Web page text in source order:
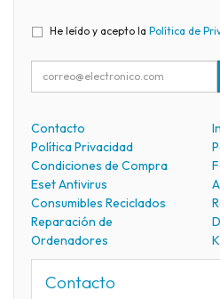
He leído y acepto la Política de
Contacto
Política Privacidad
Condiciones de Compra
Eset Antivirus
Consumibles Reciclados
Reparación de
Ordenadores
Contacto